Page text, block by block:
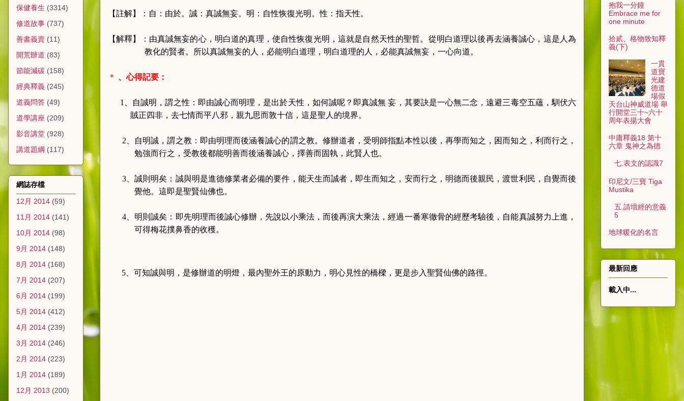
【註解】：自：由於。誠：真誠無妄。明：自性恢復光明。性：指天性。
【解釋】：由真誠無妄的心，明白道的真理，使自性恢復光明，這就是自然天性的聖哲。從明白道理以後再去涵養誠心，這是人為
教化的賢者。所以真誠無妄的人，必能明白道理，明白道理的人，必能真誠無妄，一心向道。
＊ 、心得記要：
1、 自誠明，謂之性：即由誠心而明理，是出於天性，如何誠呢？即真誠無妄，其要訣是一心無二念，遠避三毒空五蘊，馴伏六
賊正四非，去七情而平八 邪，親九思而敦十信，這是聖人的境界。
2、自明誠，謂之教：即由明理而後涵養誠心的謂之教。修辦道者，受明師指點本性以後，再學而知之，困而知之，利而行之，
勉強而行之，受教後都能明善而後涵養誠心，擇善而固執，此賢人也。
3、誠則明矣：誠與明是進德修業者必備的要件，能天生而誠者，即生而知之，安而行之，明德而後親民，渡世利民，自覺而後
覺他。這即是聖賢仙佛也。
4、明則誠矣：即先明理而後誠心修辦，先說以小乘法，而後再演大乘法，經過一番寒徹骨的經歷考驗後，自能真誠努力上進，
可得梅花撲鼻香的收穫。
5、可知誠與明，是修辦道的明燈，最內聖外王的原動力，明心見性的橋樑，更是步入聖賢仙佛的路徑。
保健養生 (3314)
修道故事 (737)
善書義賣 (11)
開荒辦道 (83)
節能減碳 (158)
經典釋義 (245)
道義問答 (49)
道學講座 (209)
影音講堂 (928)
講道題綱 (117)
網誌存檔
12月 2014 (59)
11月 2014 (141)
10月 2014 (98)
9月 2014 (148)
8月 2014 (168)
7月 2014 (207)
6月 2014 (199)
5月 2014 (412)
4月 2014 (239)
3月 2014 (246)
2月 2014 (223)
1月 2014 (189)
12月 2013 (200)
抱我一分鐘
Embrace me for
one minute
拾貳、格物致知釋
義(下)
一貫
道寶
光建
德道
場假
天台山神威道場 舉
行開堂三十~六十
周年表揚大會
中庸釋義18 第十
六章 鬼神之為德
七.表文的認識7
印尼文/三寶 Tiga
Mustika
五.請壇經的意義
5
地球暖化的名言
最新回應
載入中...